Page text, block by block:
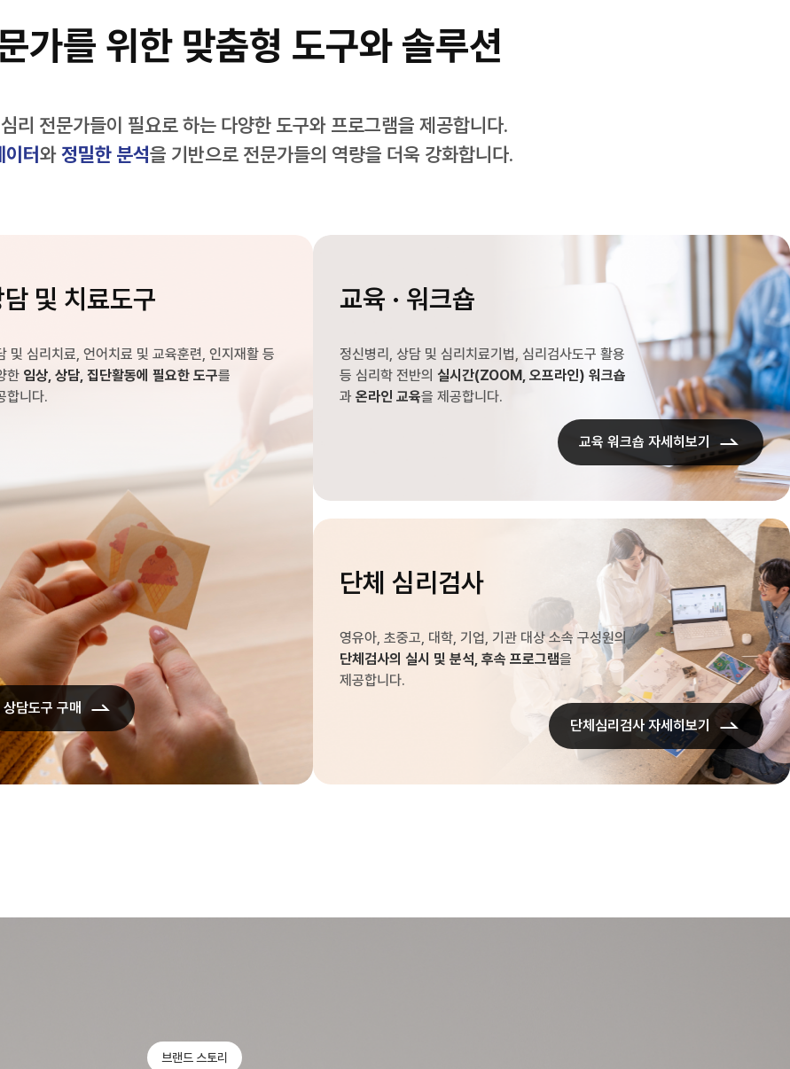
가를 위한 맞춤형 도구와 솔루션
리 전문가들이 필요로 하는 다양한 도구와 프로그램을 제공합니다.
터와정밀한 분석을 기반으로 전문가들의 역량을 더욱 강화합니다.
및 치료도구
및 심리치료, 언어치료 및 교육훈련, 인지재활 등
한 임상, 상담, 집단활동에 필요한 도구를
합니다.
상담도구 구매
교육 · 워크숍
정신병리, 상담 및 심리치료기법, 심리검사도구 활용
등 심리학 전반의실시간(ZOOM, 오프라인) 워크숍
과온라인 교육을 제공합니다.
교육 워크숍 자세히보기
단체 심리검사
영유아, 초중고, 대학, 기업, 기관 대상 소속 구성원의
단체검사의 실시 및 분석, 후속 프로그램을
제공합니다.
단체심리검사 자세히보기
브랜드 스토리